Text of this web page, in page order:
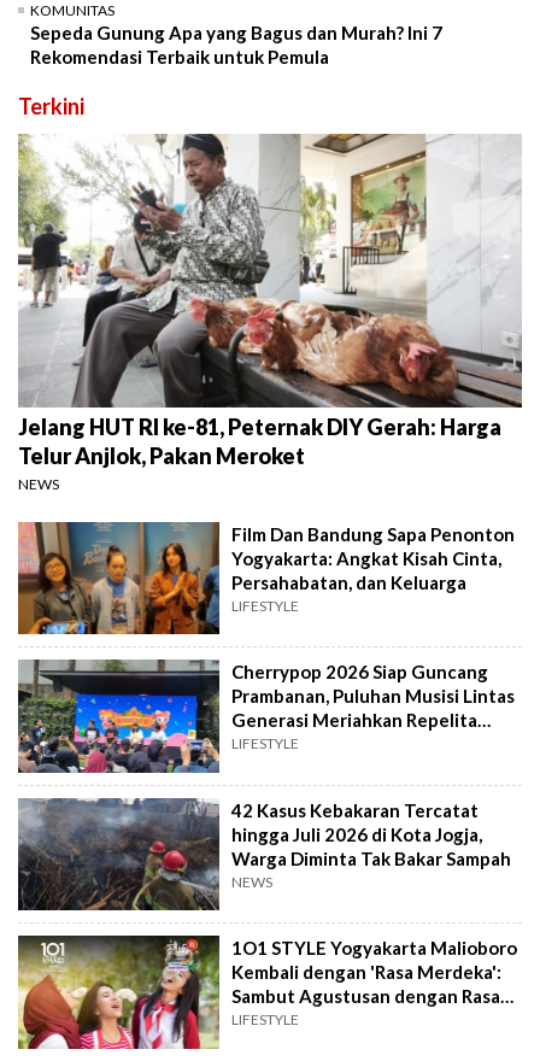
KOMUNITAS
Sepeda Gunung Apa yang Bagus dan Murah? Ini 7
Rekomendasi Terbaik untuk Pemula
Terkini
Jelang HUT RI ke-81, Peternak DIY Gerah: Harga
Telur Anjlok, Pakan Meroket
NEWS
Film Dan Bandung Sapa Penonton
Yogyakarta: Angkat Kisah Cinta,
Persahabatan, dan Keluarga
LIFESTYLE
Cherrypop 2026 Siap Guncang
Prambanan, Puluhan Musisi Lintas
Generasi Meriahkan Repelita
Musik
LIFESTYLE
42 Kasus Kebakaran Tercatat
hingga Juli 2026 di Kota Jogja,
Warga Diminta Tak Bakar Sampah
NEWS
1O1 STYLE Yogyakarta Malioboro
Kembali dengan 'Rasa Merdeka':
Sambut Agustusan dengan Rasa
dan Tawa
LIFESTYLE